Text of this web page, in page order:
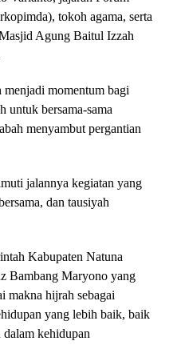
tokoh agama, serta
Agung Baitul Izzah
menjadi momentum bagi
untuk bersama-sama
menyambut pergantian
jalannya kegiatan yang
dan tausiyah
Kabupaten Natuna
Bambang Maryono yang
makna hijrah sebagai
yang lebih baik, baik
kehidupan